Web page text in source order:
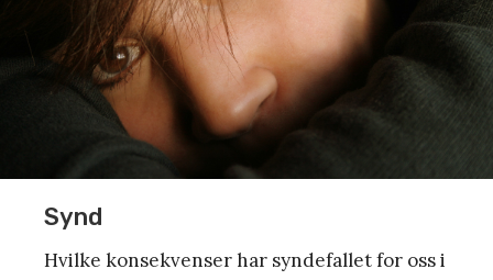
Synd
Hvilke konsekvenser har syndefallet for oss i